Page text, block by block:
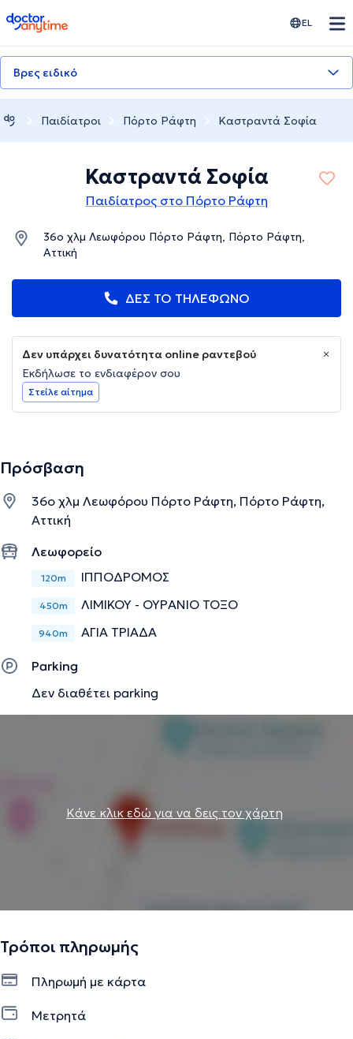
doctoranytime EL
Βρες ειδικό
Παιδίατροι Πόρτο Ράφτη Καστραντά Σοφία
Καστραντά Σοφία
Παιδίατρος στο Πόρτο Ράφτη
36ο χλμ Λεωφόρου Πόρτο Ράφτη, Πόρτο Ράφτη,
Αττική
ΔΕΣ ΤΟ ΤΗΛΕΦΩΝΟ
Δεν υπάρχει δυνατότητα online ραντεβού
Εκδήλωσε το ενδιαφέρον σου
Στείλε αίτημα
Πρόσβαση
36ο χλμ Λεωφόρου Πόρτο Ράφτη, Πόρτο Ράφτη,
Αττική
Λεωφορείο
120m ΙΠΠΟΔΡΟΜΟΣ
450m ΛΙΜΙΚΟΥ - ΟΥΡΑΝΙΟ ΤΟΞΟ
940m ΑΓΙΑ ΤΡΙΑΔΑ
Parking
Δεν διαθέτει parking
Κάνε κλικ εδώ για να δεις τον χάρτη
Τρόποι πληρωμής
Πληρωμή με κάρτα
Μετρητά